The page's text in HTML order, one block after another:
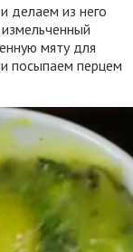
делаем из него
мяту для
посыпаем перцем